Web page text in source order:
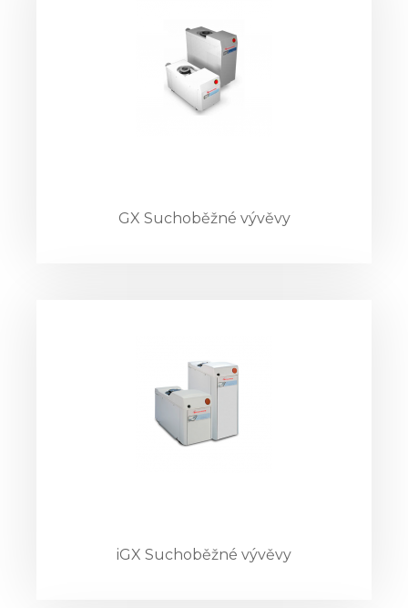
GX Suchoběžné vývěvy
iGX Suchoběžné vývěvy